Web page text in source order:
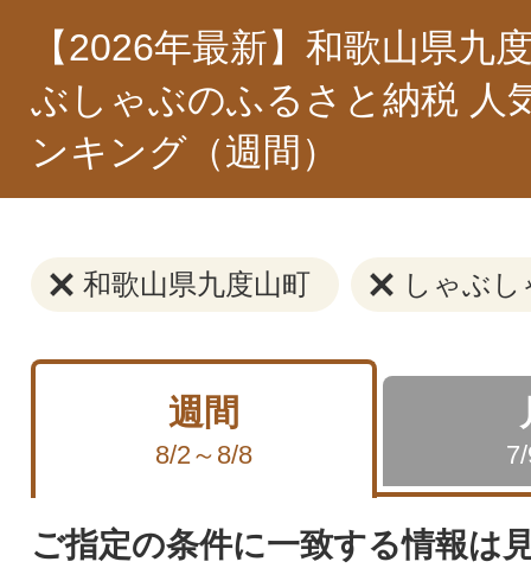
【2026年最新】和歌山県九
ぶしゃぶのふるさと納税 人
ンキング（週間）
和歌山県九度山町 しゃぶし
週間
8/2～8/8
ご指定の条件に一致する情報は